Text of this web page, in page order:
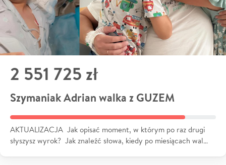
2 551 725 zł
Szymaniak Adrian walka z GUZEM
AKTUALIZACJA Jak opisać moment, w którym po raz drugi
słyszysz wyrok? Jak znaleźć słowa, kiedy po miesiącach wal…